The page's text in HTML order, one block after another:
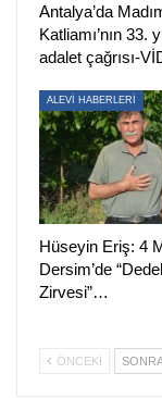
belirtildi.
“İKTİDAR BU
Kuzey Ormanları
ilişkin yapılan
savunan Aysin
‘bulamayan’
boğmaya
savunduğu için
(HABER
Antalya’da
Katliamı’nın 33.
adalet çağrısı-
ALEVİ HABERLERİ
Hüseyin Eriş: 4
Dersim’de
Zirvesi”…
ÖNCEKI